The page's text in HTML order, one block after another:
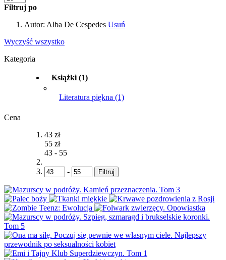
Filtruj po
Autor: Alba De Cespedes Usuń
Wyczyść wszystko
Kategoria
Książki (1)
Literatura piękna (1)
Cena
43 zł
55 zł
43 - 55
- Filtruj